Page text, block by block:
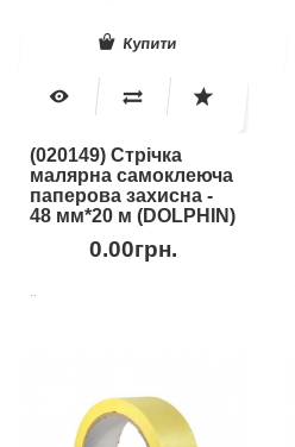
Купити
(020149) Стрічка
малярна самоклеюча
паперова захисна -
48 мм*20 м (DOLPHIN)
0.00грн.
..